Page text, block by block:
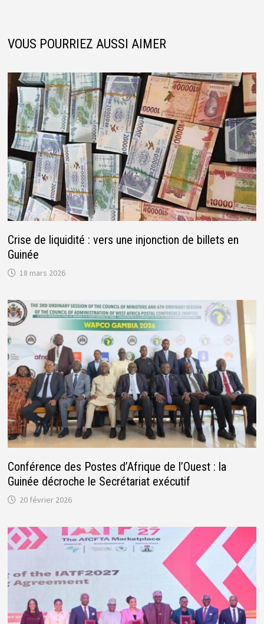
VOUS POURRIEZ AUSSI AIMER
Crise de liquidité : vers une injonction de billets en
Guinée
18 mars 2026
Conférence des Postes d’Afrique de l’Ouest : la
Guinée décroche le Secrétariat exécutif
20 février 2026